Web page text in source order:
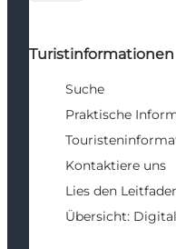
Turistinformationen
Suche
Praktische
Kontaktiere uns
Lies den
Übersicht: